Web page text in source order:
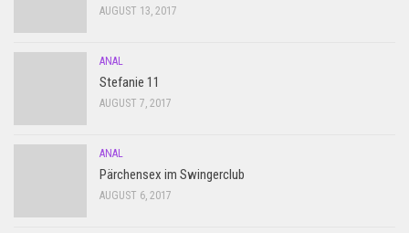
AUGUST 13, 2017
ANAL
Stefanie 11
AUGUST 7, 2017
ANAL
Pärchensex im Swingerclub
AUGUST 6, 2017